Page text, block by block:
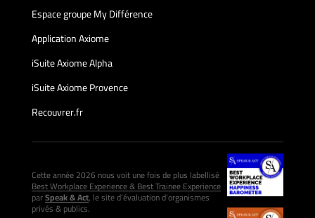
Espace groupe My Différence
Application Axiome
iSuite Axiome Alpha
iSuite Axiome Provence
Recouvrer.fr
Cette année 2026 nous voit une fois de plus labellisé
Best Workplace Experience & Best Trainee Experience
parSpeak & Act, le site d’évaluation d’organismes
privés & publics.